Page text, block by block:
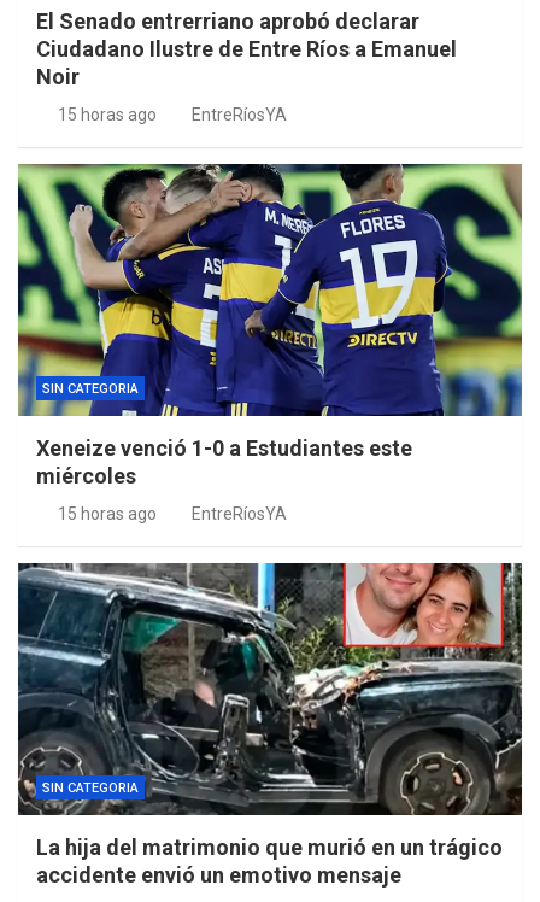
El Senado entrerriano aprobó declarar
Ciudadano Ilustre de Entre Ríos a Emanuel
Noir
15 horas ago EntreRíosYA
SIN CATEGORIA
Xeneize venció 1-0 a Estudiantes este
miércoles
15 horas ago EntreRíosYA
SIN CATEGORIA
La hija del matrimonio que murió en un trágico
accidente envió un emotivo mensaje